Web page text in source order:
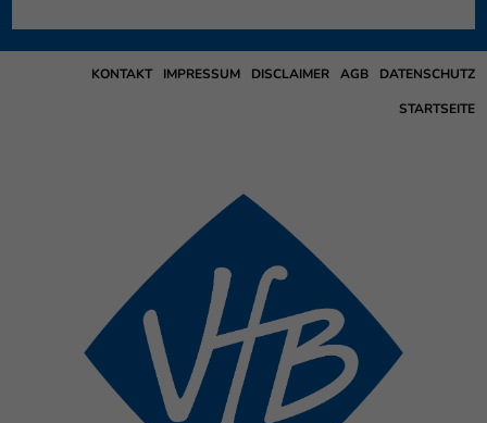
DATENSCHUTZ
AGB
DISCLAIMER
IMPRESSUM
KONTAKT
STARTSEITE